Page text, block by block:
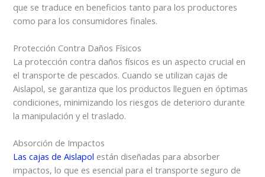
que se traduce en beneficios tanto para los productores
como para los consumidores finales.
Protección Contra Daños Físicos
La protección contra daños físicos es un aspecto crucial en
el transporte de pescados. Cuando se utilizan cajas de
Aislapol, se garantiza que los productos lleguen en óptimas
condiciones, minimizando los riesgos de deterioro durante
la manipulación y el traslado.
Absorción de Impactos
Las cajas de Aislapol están diseñadas para absorber
impactos, lo que es esencial para el transporte seguro de